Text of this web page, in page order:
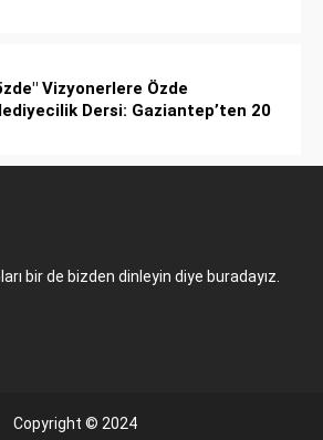
Vizyonerlere Özde
Dersi: Gaziantep’ten 20
bir de bizden dinleyin diye buradayız.
Copyright © 2024